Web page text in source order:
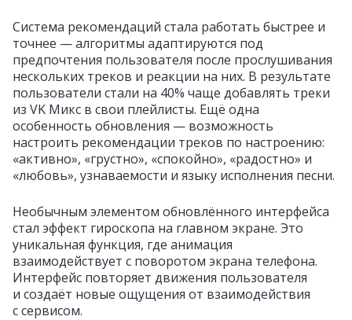
Система рекомендаций стала работать быстрее и
точнее — алгоритмы адаптируются под
предпочтения пользователя после прослушивания
нескольких треков и реакции на них. В результате
пользователи стали на 40% чаще добавлять треки
из VK Микс в свои плейлисты. Ещё одна
особенность обновления — возможность
настроить рекомендации треков по настроению:
«активно», «грустно», «спокойно», «радостно» и
«любовь», узнаваемости и языку исполнения песни.
Необычным элементом обновлённого интерфейса
стал эффект гироскопа на главном экране. Это
уникальная функция, где анимация
взаимодействует с поворотом экрана телефона.
Интерфейс повторяет движения пользователя
и создаёт новые ощущения от взаимодействия
с сервисом.